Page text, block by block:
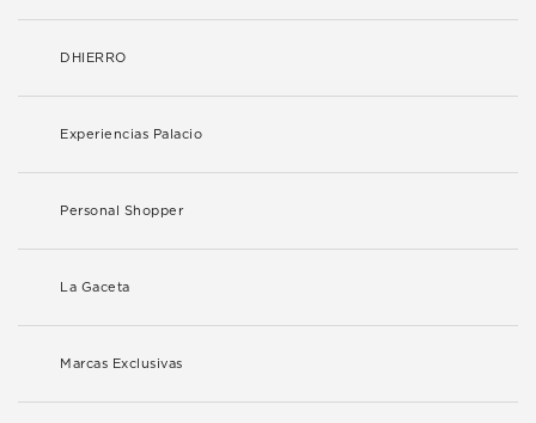
DHIERRO
Experiencias Palacio
Personal Shopper
La Gaceta
Marcas Exclusivas